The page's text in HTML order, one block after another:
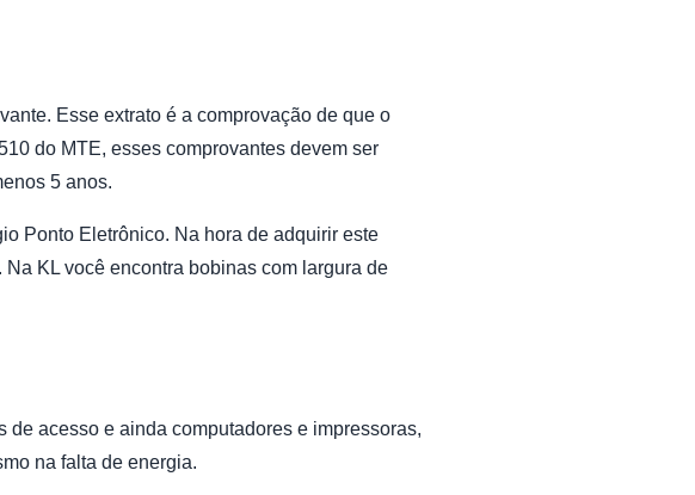
Esse extrato é a comprovação de que o
do MTE, esses comprovantes devem ser
5 anos.
Ponto Eletrônico. Na hora de adquirir este
KL você encontra bobinas com largura de
acesso e ainda computadores e impressoras,
na falta de energia.